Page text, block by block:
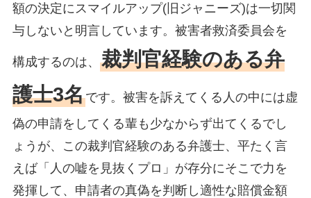
額の決定にスマイルアップ(旧ジャニーズ)は一切関
与しないと明言しています。被害者救済委員会を
構成するのは、 裁判官経験のある弁
護士3名です。被害を訴えてくる人の中には虚
偽の申請をしてくる輩も少なからず出てくるでし
ょうが、この裁判官経験のある弁護士、平たく言
えば「人の嘘を見抜くプロ」が存分にそこで力を
発揮して、申請者の真偽を判断し適性な賠償金額